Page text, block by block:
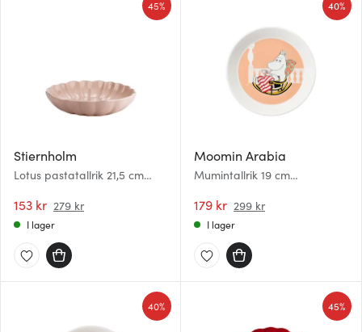
Stiernholm
Lotus pastatallrik 21,5 cm
153 kr 279 kr
45%
I lager
Moomin Arabia
Mumintallrik 19 cm
179 kr 299 kr
40%
I lager
40% 45%